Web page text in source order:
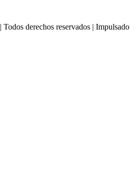
| Todos derechos reservados | Impulsado